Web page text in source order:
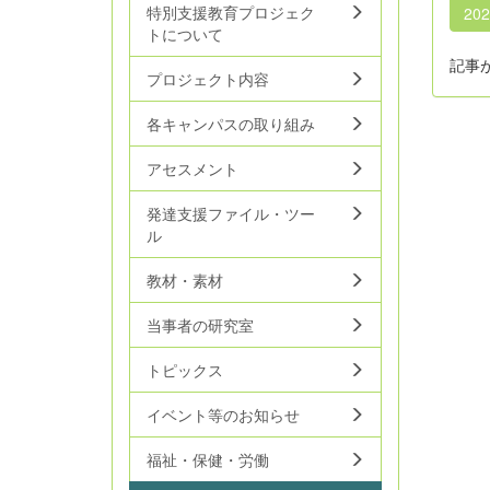
記事
特別支援教育プロジェク
トについて
プロジェクト内容
各キャンパスの取り組み
アセスメント
発達支援ファイル・ツー
ル
教材・素材
当事者の研究室
トピックス
イベント等のお知らせ
福祉・保健・労働